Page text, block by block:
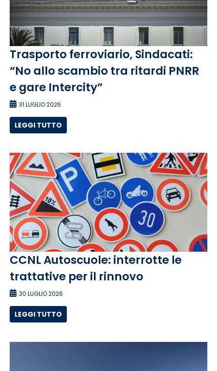
Trasporto ferroviario, Sindacati:
“No allo scambio tra ritardi PNRR
e gare Intercity”
31 LUGLIO 2026
LEGGI TUTTO
CCNL Autoscuole: interrotte le
trattative per il rinnovo
30 LUGLIO 2026
LEGGI TUTTO